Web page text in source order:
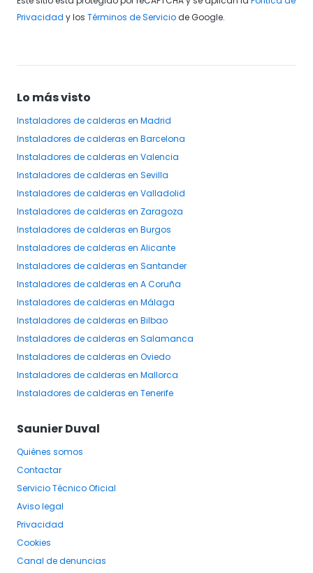
Privacidad y los Términos de Serviciode Google.
Lo más visto
Instaladores de calderas en Madrid
Instaladores de calderas en Barcelona
Instaladores de calderas en Valencia
Instaladores de calderas en Sevilla
Instaladores de calderas en Valladolid
Instaladores de calderas en Zaragoza
Instaladores de calderas en Burgos
Instaladores de calderas en Alicante
Instaladores de calderas en Santander
Instaladores de calderas en A Coruña
Instaladores de calderas en Málaga
Instaladores de calderas en Bilbao
Instaladores de calderas en Salamanca
Instaladores de calderas en Oviedo
Instaladores de calderas en Mallorca
Instaladores de calderas en Tenerife
Saunier Duval
Quiénes somos
Contactar
Servicio Técnico Oficial
Aviso legal
Privacidad
Cookies
Canal de denuncias